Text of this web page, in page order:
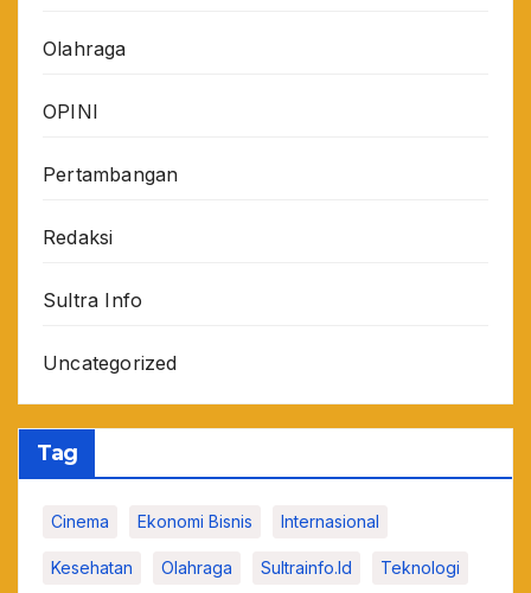
Olahraga
OPINI
Pertambangan
Redaksi
Sultra Info
Uncategorized
Tag
Cinema Ekonomi Bisnis Internasional
Kesehatan Olahraga Sultrainfo.id Teknologi